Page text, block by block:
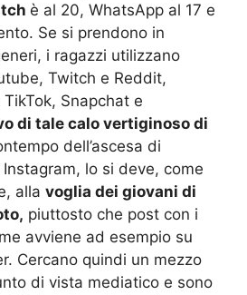
è al 20, WhatsApp al 17 e
Se si prendono in
i ragazzi utilizzano
Twitch e Reddit,
Snapchat e
di tale calo vertiginoso di
dell’ascesa di
lo si deve, come
alla voglia dei giovani di
piuttosto che post con i
avviene ad esempio su
Cercano quindi un mezzo
di vista mediatico e sono